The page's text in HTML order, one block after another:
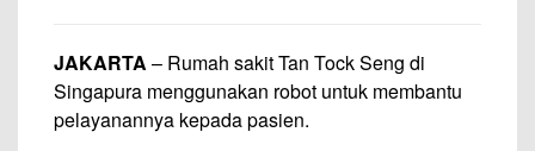
JAKARTA – Rumah sakit Tan Tock Seng di
Singapura menggunakan robot untuk membantu
pelayanannya kepada pasien. ​